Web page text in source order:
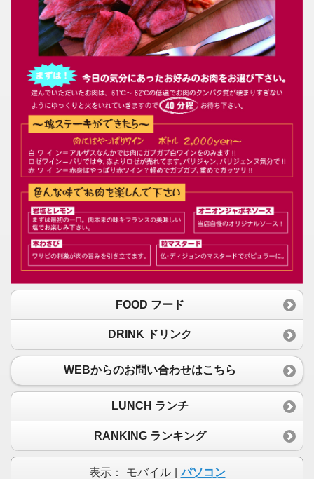
FOOD フード
DRINK ドリンク
WEBからのお問い合わせはこちら
LUNCH ランチ
RANKING ランキング
表示： モバイル パソコン